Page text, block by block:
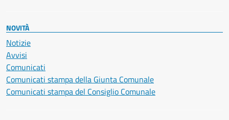
NOVITÀ
Notizie
Avvisi
Comunicati
Comunicati stampa della Giunta Comunale
Comunicati stampa del Consiglio Comunale